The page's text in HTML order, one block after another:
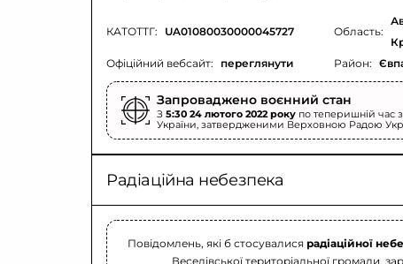
КАТОТТГ: UA01080030000045727
Офіційний вебсайт: переглянути
Область:
Район:
Запроваджено воєнний стан
З5:30 24 лютого 2022 року по теперишній час
України, затвердженими Верховною Радою
Радіаційна небезпека
Повідомлень, які б стосувалися радіаційної
Веселівської територіальної громади,